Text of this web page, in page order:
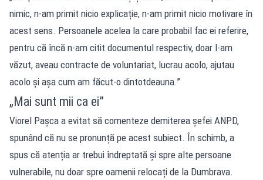
nimic, n-am primit nicio explicație, n-am primit nicio motivare în
acest sens. Persoanele acelea la care probabil fac ei referire,
pentru că încă n-am citit documentul respectiv, doar l-am
văzut, aveau contracte de voluntariat, lucrau acolo, ajutau
acolo și așa cum am făcut-o dintotdeauna.”
„Mai sunt mii ca ei”
Viorel Pașca a evitat să comenteze demiterea șefei ANPD,
spunând că nu se pronunță pe acest subiect. În schimb, a
spus că atenția ar trebui îndreptată și spre alte persoane
vulnerabile, nu doar spre oamenii relocați de la Dumbrava.